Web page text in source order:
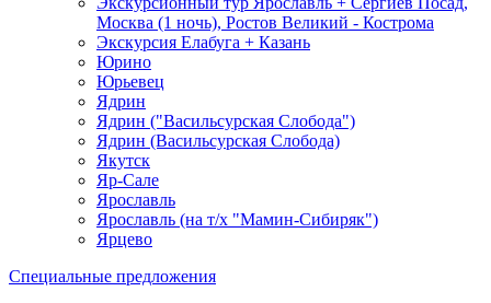
Москва (1 ночь), Ростов Великий - Кострома
Экскурсия Елабуга + Казань
Юрино
Юрьевец
Ядрин
Ядрин ("Васильсурская Слобода")
Ядрин (Васильсурская Слобода)
Якутск
Яр-Сале
Ярославль
Ярославль (на т/х "Мамин-Сибиряк")
Ярцево
Специальные предложения